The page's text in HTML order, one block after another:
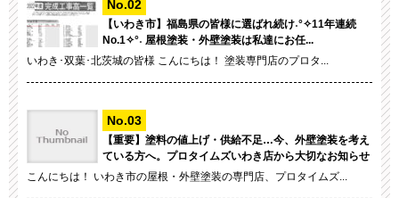
【いわき市】福島県の皆様に選ばれ続け˖°✧11年連続
No.1✧°˖ 屋根塗装・外壁塗装は私達にお任...
いわき･双葉･北茨城の皆様 こんにちは！ 塗装専門店のプロタ...
【重要】塗料の値上げ・供給不足…今、外壁塗装を考え
ている方へ。プロタイムズいわき店から大切なお知らせ
こんにちは！ いわき市の屋根・外壁塗装の専門店、プロタイムズ...